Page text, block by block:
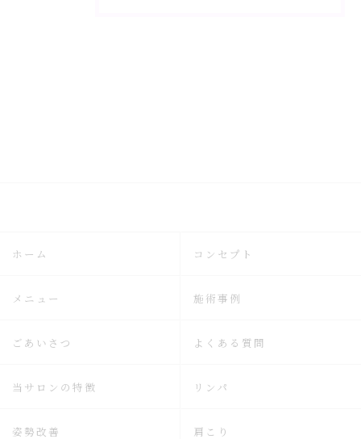
ホーム コンセプト
メニュー 施術事例
ごあいさつ よくある質問
当サロンの特徴 リンパ
姿勢改善 肩こり